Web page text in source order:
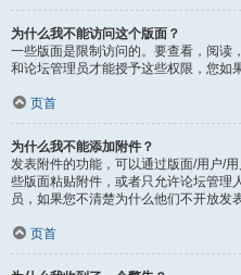
为什么我不能访问这个版面？
一些版面是限制访问的。要查看，阅读
和论坛管理员才能授予这些权限，您如
页首
为什么我不能添加附件？
发表附件的功能，可以通过版面/用户/
些版面粘贴附件，或者只允许论坛管理
员，如果您不清楚为什么他们不开放发
页首